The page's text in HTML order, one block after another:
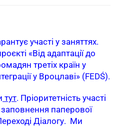
участі у заняттях.
«Від адаптації до
третіх країн у
у Вроцлаві» (FEDŚ).
тут. Пріоритетність участі
паперової
Діалогу. Ми